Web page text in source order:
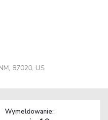
87020, US
Wymeldowanie: